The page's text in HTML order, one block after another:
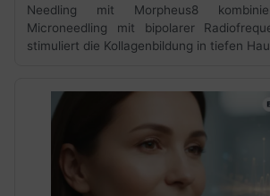
Needling mit Morpheus8
Microneedling mit bipolarer
stimuliert die Kollagenbildung in tiefen